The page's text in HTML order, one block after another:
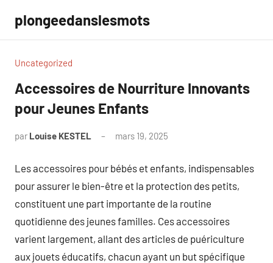
contenu
plongeedanslesmots
Uncategorized
Accessoires de Nourriture Innovants
pour Jeunes Enfants
par Louise KESTEL mars 19, 2025
Les accessoires pour bébés et enfants, indispensables
pour assurer le bien-être et la protection des petits,
constituent une part importante de la routine
quotidienne des jeunes familles. Ces accessoires
varient largement, allant des articles de puériculture
aux jouets éducatifs, chacun ayant un but spécifique